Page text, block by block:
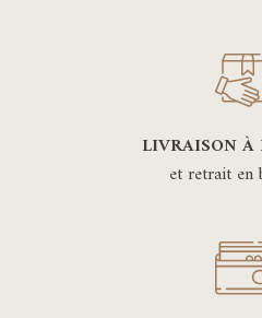
LIVRAISON
et retrait en